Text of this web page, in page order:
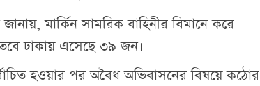
মার্কিন সামরিক বাহিনীর বিমানে করে
ঢাকায় এসেছে ৩৯ জন।
হওয়ার পর অবৈধ অভিবাস‌নের বিষ‌য়ে ক‌ঠোর